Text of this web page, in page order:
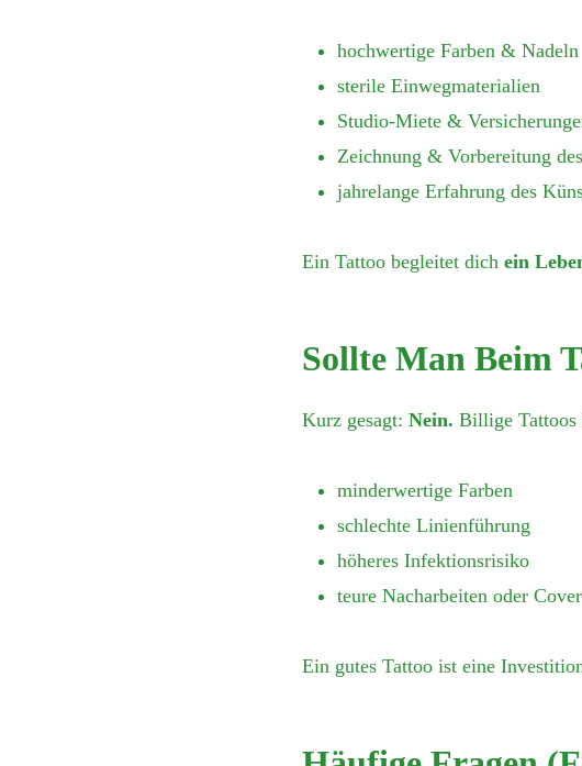
hochwertige Farben & Nadeln
sterile Einwegmaterialien
Studio-Miete &
Zeichnung & Vorbereitung
jahrelange Erfahrung des
Ein Tattoo begleitet dich ein
Sollte Man Beim
Kurz gesagt: Nein. Billige Tattoos
minderwertige Farben
schlechte Linienführung
höheres Infektionsrisiko
teure Nacharbeiten oder
Ein gutes Tattoo ist eine